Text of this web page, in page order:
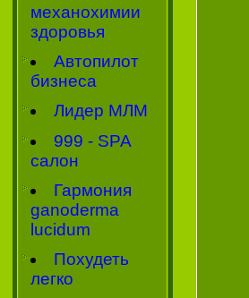
механохимии
здоровья
Автопилот
бизнеса
Лидер МЛМ
999 - SPA
салон
Гармония
ganoderma
lucidum
Похудеть
легко